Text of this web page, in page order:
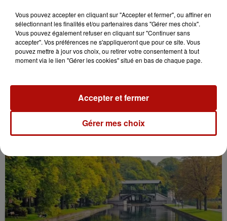
11h12
Un chantier perturbe la circulation à Houdain
Vous pouvez accepter en cliquant sur "Accepter et fermer", ou affiner en
sélectionnant les finalités et/ou partenaires dans "Gérer mes choix".
Vous pouvez également refuser en cliquant sur "Continuer sans
accepter". Vos préférences ne s'appliqueront que pour ce site. Vous
pouvez mettre à jour vos choix, ou retirer votre consentement à tout
moment via le lien "Gérer les cookies" situé en bas de chaque page.
Gérer mes choix
Accepter et fermer